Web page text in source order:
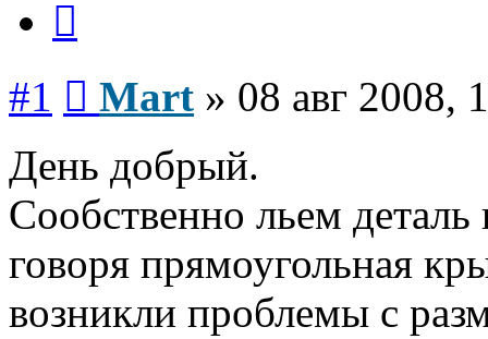
#1 Mart » 08 авг 2008,
День добрый.
Сообственно льем
говоря прямоугольная
возникли проблемы с